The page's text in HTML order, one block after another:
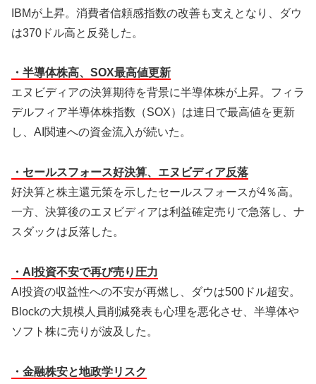
IBMが上昇。消費者信頼感指数の改善も支えとなり、ダウ
は370ドル高と反発した。
・半導体株高、SOX最高値更新
エヌビディアの決算期待を背景に半導体株が上昇。フィラ
デルフィア半導体株指数（SOX）は連日で最高値を更新
し、AI関連への資金流入が続いた。
・セールスフォース好決算、エヌビディア反落
好決算と株主還元策を示したセールスフォースが4％高。
一方、決算後のエヌビディアは利益確定売りで急落し、ナ
スダックは反落した。
・AI投資不安で再び売り圧力
AI投資の収益性への不安が再燃し、ダウは500ドル超安。
Blockの大規模人員削減発表も心理を悪化させ、半導体や
ソフト株に売りが波及した。
・金融株安と地政学リスク